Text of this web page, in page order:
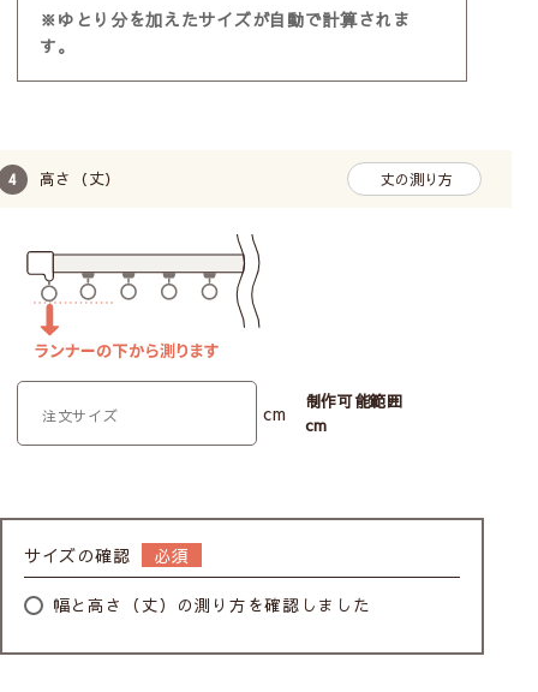
空間で写真撮れてよかった です♪
またの機会がありましたらどうぞよろしく お願いい
たします。
【UVカット･防炎･ボイルレースカーテン】キラリカ
※ゆとり分を加えたサイズが自動で計算されま
す。
高さ（丈） 丈の測り方
cm
制作可能範囲
cm
サイズの確認
幅と高さ（丈）の測り方を確認しました